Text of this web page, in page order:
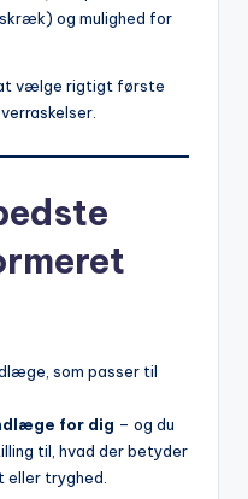
og mulighed for
vælge rigtigt første
som passer til
for dig – og du
til, hvad der betyder
eller tryghed.